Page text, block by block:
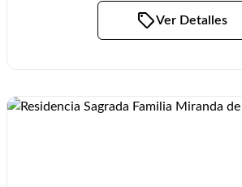
Ver Detalles